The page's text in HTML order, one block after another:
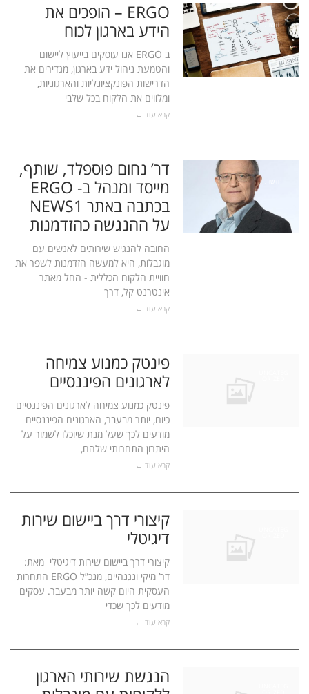
חדשות
ERGO – הופכים את
הידע בארגון לכוח
ב ERGO אנו עוסקים בייעוץ ליישום
והטמעת ניהול ידע בארגון, מגדירים את
הדרישות הפונקציונליות והארגוניות,
ומלווים את הלקוח בכל שלבי
קרא עוד ←
דר’ נחום פוספלד, שותף,
מייסד ומנהל ב- ERGO
בכתבה באתר NEWS1
על ההנגשה כהזדמנות
החובה להנגיש שירותים לאנשים עם
מוגבלות, היא למעשה הזדמנות לשפר את
חוויית הלקוח הכללית - החל מאתר
אינטרנט קל, דרך
קרא עוד ←
פינטק כמנוע צמיחה
לארגונים הפיננסיים
פינטק כמנוע צמיחה לארגונים הפיננסיים
כיום, יותר מבעבר, הארגונים הפיננסיים
מודעים לכך שעל מנת שיוכלו לשמור על
היתרון התחרותי שלהם,
קרא עוד ←
קיצורי דרך ביישום שירות
דיגיטלי
קיצורי דרך ביישום שירות דיגיטלי מאת:
דר’ מיקי ונגנהיים, מנכ”ל ERGO התחרות
העסקית היום קשה יותר מבעבר. עסקים
מודעים לכך שכדי
קרא עוד ←
הנגשת שירותי הארגון